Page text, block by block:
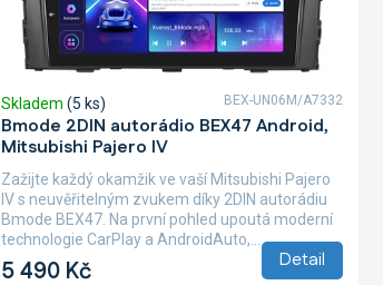
Bmode 2DIN autorádio BEX47 Android,
Mitsubishi Pajero IV
Skladem (5 ks)
5 490 Kč Detail
Zažijte každý okamžik ve vaší Mitsubishi Pajero
IV s neuvěřitelným zvukem díky 2DIN autorádiu
Bmode BEX47. Na první pohled upoutá moderní
technologie CarPlay a AndroidAuto,...
BEX-UN06M/A7332